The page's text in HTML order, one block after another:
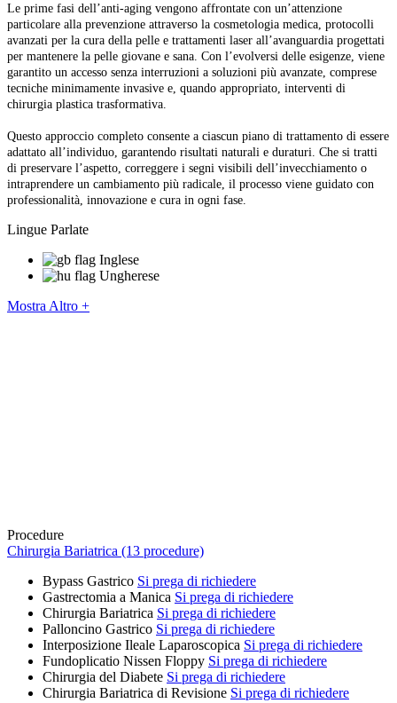
Le prime fasi dell’anti-aging vengono affrontate con un’attenzione
particolare alla prevenzione attraverso la cosmetologia medica, protocolli
avanzati per la cura della pelle e trattamenti laser all’avanguardia progettati
per mantenere la pelle giovane e sana. Con l’evolversi delle esigenze, viene
garantito un accesso senza interruzioni a soluzioni più avanzate, comprese
tecniche minimamente invasive e, quando appropriato, interventi di
chirurgia plastica trasformativa.
Questo approccio completo consente a ciascun piano di trattamento di essere
adattato all’individuo, garantendo risultati naturali e duraturi. Che si tratti
di preservare l’aspetto, correggere i segni visibili dell’invecchiamento o
intraprendere un cambiamento più radicale, il processo viene guidato con
professionalità, innovazione e cura in ogni fase.
Lingue Parlate
Inglese
Ungherese
Mostra Altro +
Procedure
Chirurgia Bariatrica (13 procedure)
Bypass Gastrico Si prega di richiedere
Gastrectomia a Manica Si prega di richiedere
Chirurgia Bariatrica Si prega di richiedere
Palloncino Gastrico Si prega di richiedere
Interposizione Ileale Laparoscopica Si prega di richiedere
Fundoplicatio Nissen Floppy Si prega di richiedere
Chirurgia del Diabete Si prega di richiedere
Chirurgia Bariatrica di Revisione Si prega di richiedere